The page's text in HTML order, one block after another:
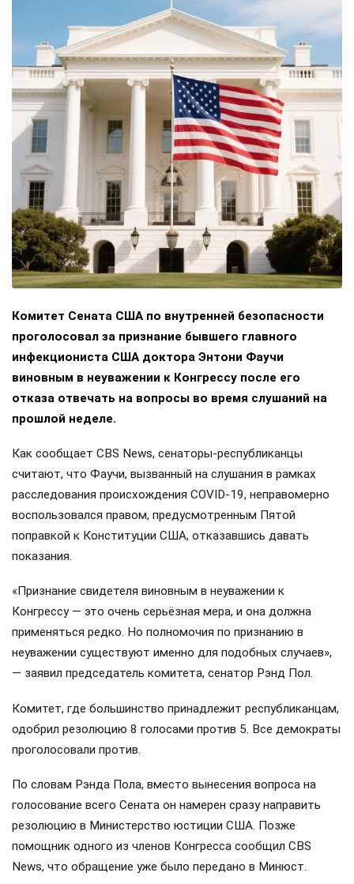
Комитет Сената США по внутренней безопасности
проголосовал за признание бывшего главного
инфекциониста США доктора Энтони Фаучи
виновным в неуважении к Конгрессу после его
отказа отвечать на вопросы во время слушаний на
прошлой неделе.
Как сообщает CBS News, сенаторы-республиканцы
считают, что Фаучи, вызванный на слушания в рамках
расследования происхождения COVID-19, неправомерно
воспользовался правом, предусмотренным Пятой
поправкой к Конституции США, отказавшись давать
показания.
«Признание свидетеля виновным в неуважении к
Конгрессу — это очень серьёзная мера, и она должна
применяться редко. Но полномочия по признанию в
неуважении существуют именно для подобных случаев»,
— заявил председатель комитета, сенатор Рэнд Пол.
Комитет, где большинство принадлежит республиканцам,
одобрил резолюцию 8 голосами против 5. Все демократы
проголосовали против.
По словам Рэнда Пола, вместо вынесения вопроса на
голосование всего Сената он намерен сразу направить
резолюцию в Министерство юстиции США. Позже
помощник одного из членов Конгресса сообщил CBS
News, что обращение уже было передано в Минюст.